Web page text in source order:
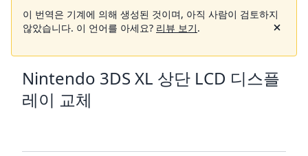
이 번역은 기계에 의해 생성된 것이며, 아직 사람이 검토하지
않았습니다. 이 언어를 아세요? 리뷰 보기.
Nintendo 3DS XL 상단 LCD 디스플
레이 교체